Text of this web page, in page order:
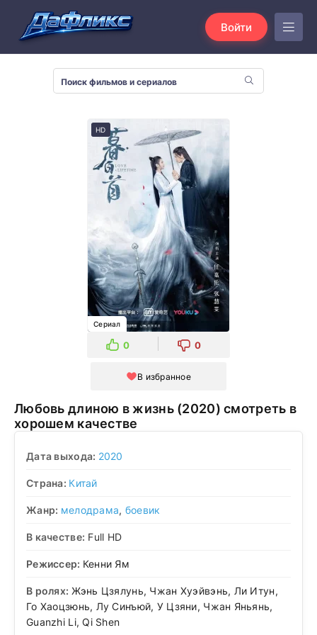
Войти
HD
Сериал
0 0
В избранное
Любовь длиною в жизнь (2020) смотреть в
хорошем качестве
Дата выхода: 2020
Страна: Китай
Жанр: мелодрама, боевик
В качестве: Full HD
Режиссер: Кенни Ям
В ролях: Жэнь Цзялунь, Чжан Хуэйвэнь, Ли Итун,
Го Хаоцзюнь, Лу Синъюй, У Цзяни, Чжан Яньянь,
Guanzhi Li, Qi Shen